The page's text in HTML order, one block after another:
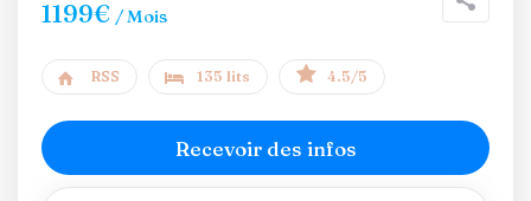
1199€ / Mois
RSS 135 lits 4.5/5
Recevoir des infos